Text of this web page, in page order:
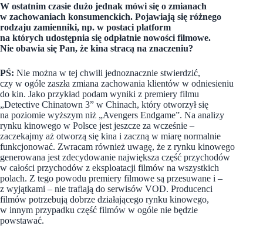
W ostatnim czasie dużo jednak mówi się o zmianach
w zachowaniach konsumenckich. Pojawiają się różnego
rodzaju zamienniki, np. w postaci platform
na których udostępnia się odpłatnie nowości filmowe.
Nie obawia się Pan, że kina stracą na znaczeniu?
PŚ: Nie można w tej chwili jednoznacznie stwierdzić,
czy w ogóle zaszła zmiana zachowania klientów w odniesieniu
do kin. Jako przykład podam wyniki z premiery filmu
„Detective Chinatown 3” w Chinach, który otworzył się
na poziomie wyższym niż „Avengers Endgame”. Na analizy
rynku kinowego w Polsce jest jeszcze za wcześnie –
zaczekajmy aż otworzą się kina i zaczną w miarę normalnie
funkcjonować. Zwracam również uwagę, że z rynku kinowego
generowana jest zdecydowanie największa część przychodów
w całości przychodów z eksploatacji filmów na wszystkich
polach. Z tego powodu premiery filmowe są przesuwane i –
z wyjątkami – nie trafiają do serwisów VOD. Producenci
filmów potrzebują dobrze działającego rynku kinowego,
w innym przypadku część filmów w ogóle nie będzie
powstawać.